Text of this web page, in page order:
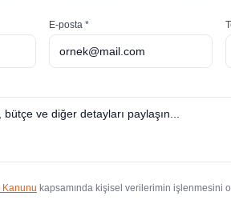
E-posta *
Kanunu kapsamında kişisel verilerimin işlenmesini